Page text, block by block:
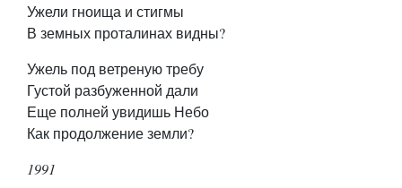
Ужели гноища и стигмы
В земных проталинах видны?
Ужель под ветреную требу
Густой разбуженной дали
Еще полней увидишь Небо
Как продолжение земли?
1991